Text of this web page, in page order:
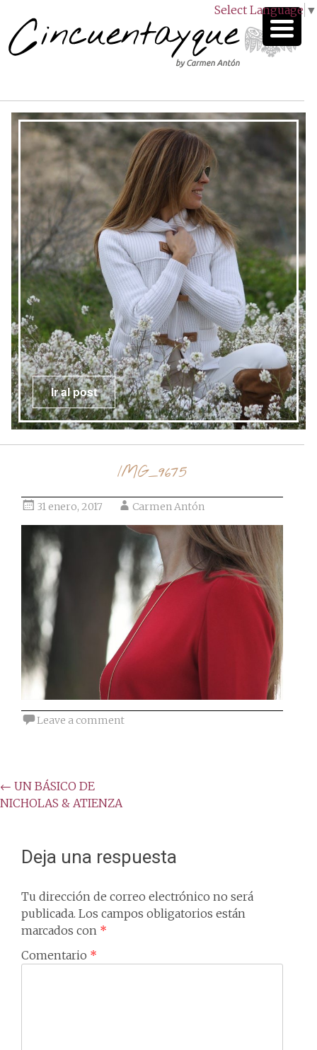
Select Language ▼
Ir al post
IMG_9675
31 enero, 2017 Carmen Antón
Leave a comment
Post
navigation
← UN BÁSICO DE
NICHOLAS & ATIENZA
Deja una respuesta
Tu dirección de correo electrónico no será
publicada. Los campos obligatorios están
marcados con *
Comentario *